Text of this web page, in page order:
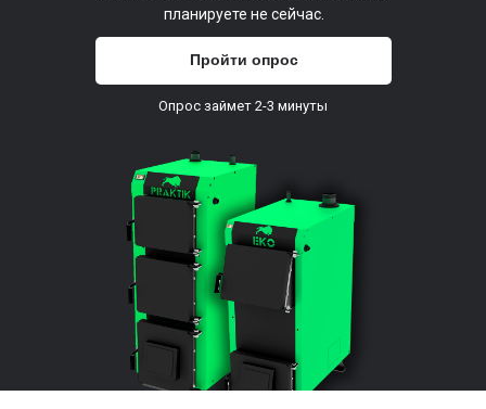
планируете не сейчас.
Пройти опрос
Опрос займет 2-3 минуты